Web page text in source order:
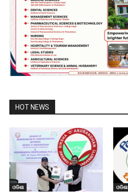
HOT NEWS
ଓଡିଶା ଓଡିଶା